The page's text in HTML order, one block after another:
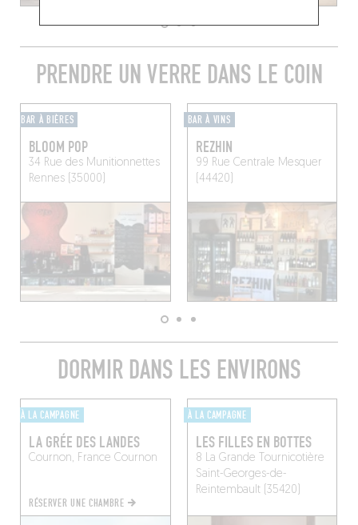
PRENDRE UN VERRE DANS LE COIN
BAR À BIÈRES
BLOOM POP
34 Rue des Munitionnettes
Rennes (35000)
BAR À VINS
REZHIN
99 Rue Centrale Mesquer
(44420)
DORMIR DANS LES ENVIRONS
À LA CAMPAGNE
LA GRÉE DES LANDES
Cournon, France Cournon
RÉSERVER UNE CHAMBRE
À LA CAMPAGNE
LES FILLES EN BOTTES
8 La Grande Tournicotière
Saint-Georges-de-
Reintembault (35420)